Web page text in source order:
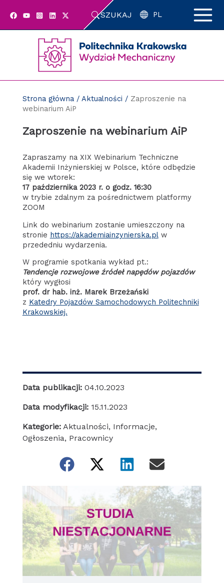
SZUKAJ PL
Strona główna/ Aktualności / Zaproszenie na
webinarium AiP
Zaproszenie na webinarium AiP
Zapraszamy na XIX Webinarium Techniczne
Akademii Inżynierskiej w Polsce, które odbędzie
się we wtorek:
17 października 2023 r. o godz. 16:30
w trybie zdalnym za pośrednictwem platformy
ZOOM
Link do webinarium zostanie umieszczony na
stronie https://akademiainzynierska.plw
przededniu wydarzenia.
W programie spotkania wykład pt.:
Tendencje rozwojowe źródeł napędów pojazdów
który wygłosi
prof. dr hab. inż. Marek Brzeżański
z Katedry Pojazdów Samochodowych Politechniki
Krakowskiej.
Data publikacji: 04.10.2023
Data modyfikacji: 15.11.2023
Kategorie: Aktualności, Informacje,
Ogłoszenia, Pracownicy